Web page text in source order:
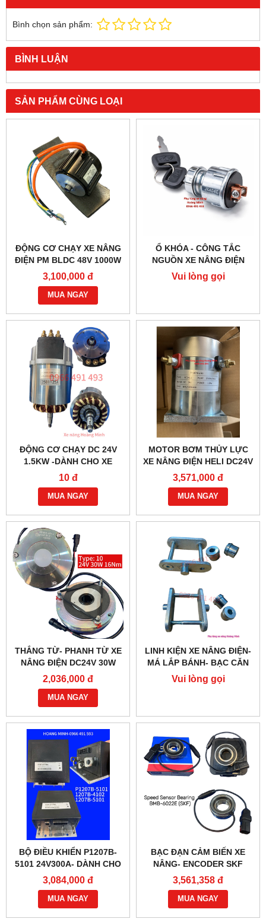
Bình chọn sản phẩm:
BÌNH LUẬN
SẢN PHẨM CÙNG LOẠI
ĐỘNG CƠ CHẠY XE NÂNG
ĐIỆN PM BLDC 48V 1000W
– HIỆU SUẤT CAO
3,100,000 đ
MUA NGAY
Ổ KHÓA - CÔNG TẮC
NGUỒN XE NÂNG ĐIỆN
JK404C-1
Vui lòng gọi
ĐỘNG CƠ CHẠY DC 24V
1.5KW -DÀNH CHO XE
NÂNG ĐIỆN HELI CBD30-
470 BỀN BỈ
10 đ
MUA NGAY
MOTOR BƠM THỦY LỰC
XE NÂNG ĐIỆN HELI DC24V
1.2KW- YC2412
3,571,000 đ
MUA NGAY
THẮNG TỪ- PHANH TỪ XE
NÂNG ĐIỆN DC24V 30W
G218-REB-04-10B
2,036,000 đ
MUA NGAY
LINH KIỆN XE NÂNG ĐIỆN-
MÁ LẮP BÁNH- BẠC CĂN
Vui lòng gọi
BỘ ĐIỀU KHIỂN P1207B-
5101 24V300A- DÀNH CHO
XE NÂNG
3,084,000 đ
MUA NGAY
BẠC ĐẠN CẢM BIẾN XE
NÂNG- ENCODER SKF
BMB-6022E
3,561,358 đ
MUA NGAY